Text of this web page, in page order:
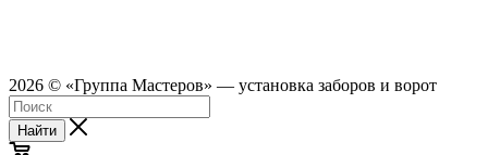
2026 © «Группа Мастеров» — установка заборов и ворот
Найти